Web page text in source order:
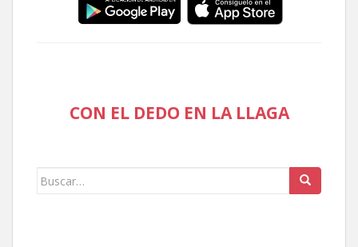
CON EL DEDO EN LA LLAGA
Buscar: